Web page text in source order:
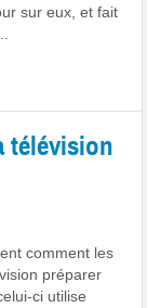
sur eux, et fait
télévision
comment les
préparer
ci utilise